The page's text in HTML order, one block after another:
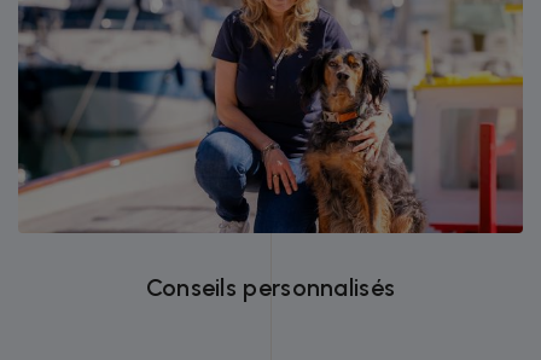
Bénéficiez de conseils d'experts pour
choisir les équipements adaptés à vos
besoins.
Conseils personnalisés